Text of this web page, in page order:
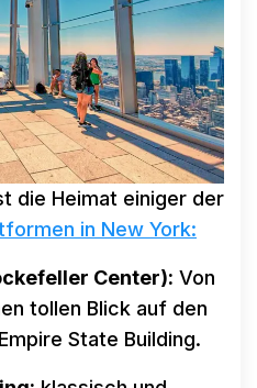
die Heimat einiger der
in New York:
Center): Von
tollen Blick auf den
State Building.